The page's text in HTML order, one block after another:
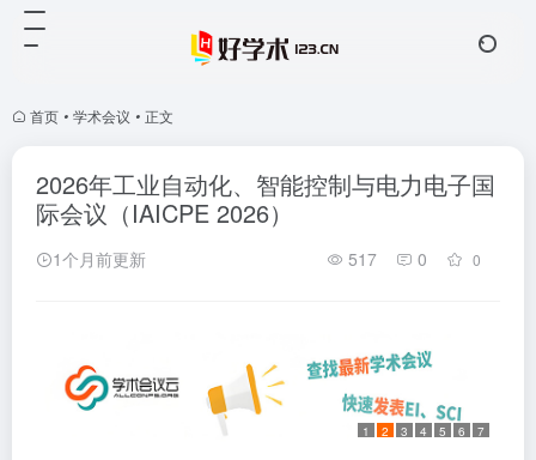
首页 • 学术会议 • 正文
2026年工业自动化、智能控制与电力电子国
际会议（IAICPE 2026）
1个月前更新 517 0 0
1 2 3 4 5 6 7